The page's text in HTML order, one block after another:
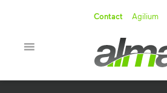
Contact Agilium